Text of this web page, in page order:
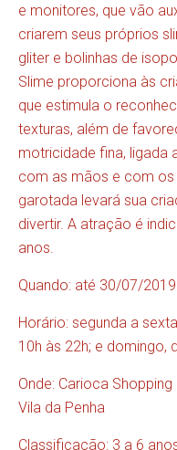
e monitores, que vão
criarem seus próprios
gliter e bolinhas de
Slime proporciona às
que estimula o
texturas, além de
motricidade fina, ligada
com as mãos e com
garotada levará sua
divertir. A atração é
anos.
Quando: até 30/07/2019
Horário: segunda a
10h às 22h; e domingo,
Onde: Carioca
Vila da Penha
Classificação: 3 a 6